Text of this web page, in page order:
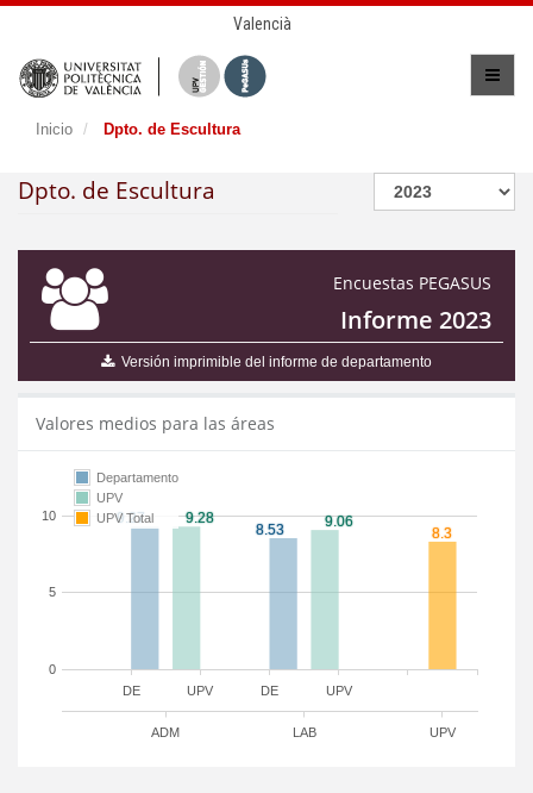
Valencià
Inicio Dpto. de Escultura
Dpto. de Escultura
Encuestas PEGASUS
Informe 2023
Versión imprimible del informe de departamento
Valores medios para las áreas
DE DE
UPV UPV
ADM LAB UPV
0
5
10
Departamento
UPV
UPV Total